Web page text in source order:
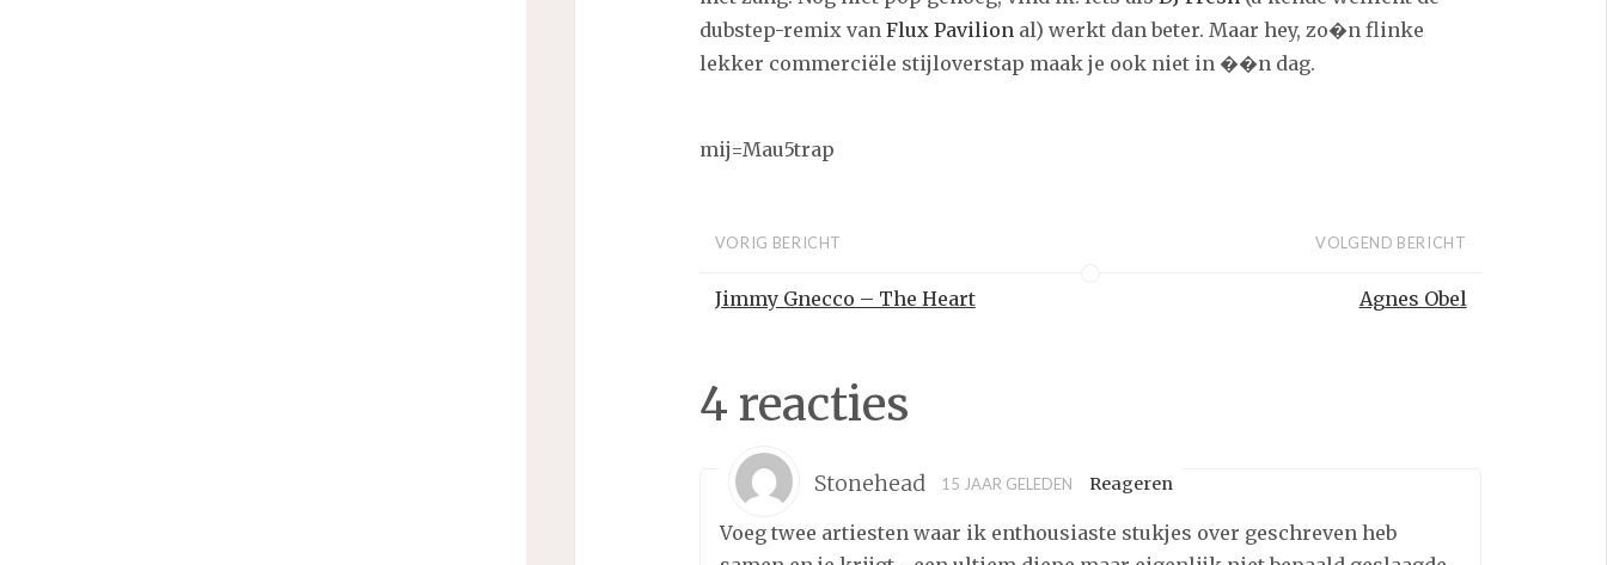
dubstep-remix van Flux Pavilional) werkt dan beter. Maar hey, zo�n flinke
lekker commerciële stijloverstap maak je ook niet in ��n dag.
mij=Mau5trap
VORIG BERICHT
Jimmy Gnecco – The Heart
VOLGEND BERICHT
Agnes Obel
4 reacties
Stonehead 15 JAAR GELEDEN Reageren
Voeg twee artiesten waar ik enthousiaste stukjes over geschreven heb